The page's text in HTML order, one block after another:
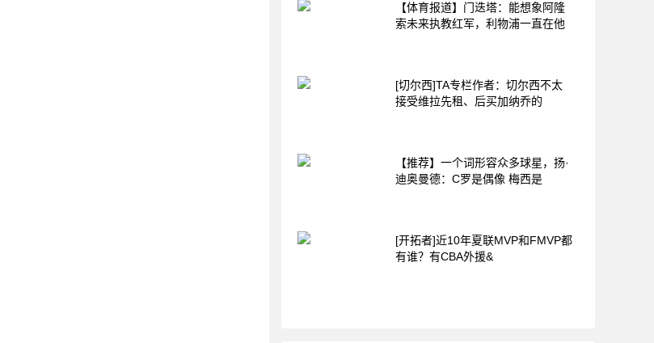
【体育报道】门迭塔：能想象阿隆
索未来执教红军，利物浦一直在他
[切尔西]TA专栏作者：切尔西不太
接受维拉先租、后买加纳乔的
【推荐】一个词形容众多球星，扬·
迪奥曼德：C罗是偶像 梅西是
[开拓者]近10年夏联MVP和FMVP都
有谁？有CBA外援&